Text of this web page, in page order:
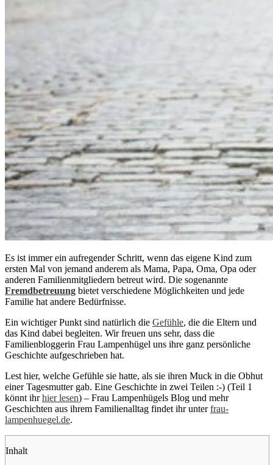
Es ist immer ein aufregender Schritt, wenn das eigene Kind zum
ersten Mal von jemand anderem als Mama, Papa, Oma, Opa oder
anderen Familienmitgliedern betreut wird. Die sogenannte
Fremdbetreuung bietet verschiedene Möglichkeiten und jede
Familie hat andere Bedürfnisse.
Ein wichtiger Punkt sind natürlich die Gefühle, die die Eltern und
das Kind dabei begleiten. Wir freuen uns sehr, dass die
Familienbloggerin Frau Lampenhügel uns ihre ganz persönliche
Geschichte aufgeschrieben hat.
Lest hier, welche Gefühle sie hatte, als sie ihren Muck in die Obhut
einer Tagesmutter gab. Eine Geschichte in zwei Teilen :-) (Teil 1
könnt ihrhier lesen) – Frau Lampenhügels Blog und mehr
Geschichten aus ihrem Familienalltag findet ihr unterfrau-
lampenhuegel.de.
Inhalt